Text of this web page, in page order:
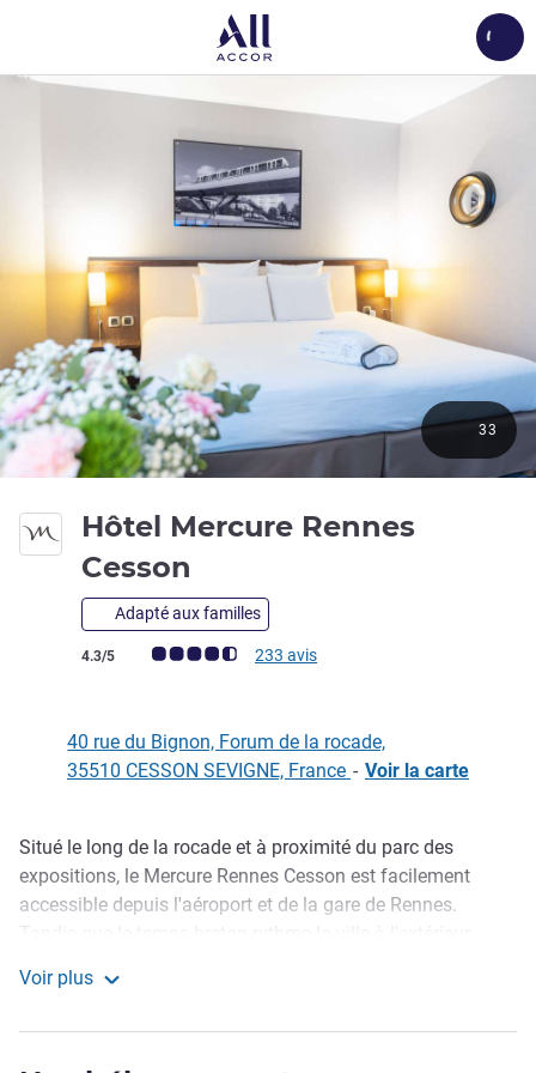
Hôtel Mercure Rennes
Cesson
Adapté aux familles
Note Avis clients (Note ALL)
4.3/5 233 avis
33
40 rue du Bignon, Forum de la rocade,
35510 CESSON SEVIGNE, France - Voir la carte
Description
Situé le long de la rocade et à proximité du parc des
expositions, le Mercure Rennes Cesson est facilement
accessible depuis l'aéroport et de la gare de Rennes.
envelopper par une atmosphère chaleureuse. Notre
Voir plus